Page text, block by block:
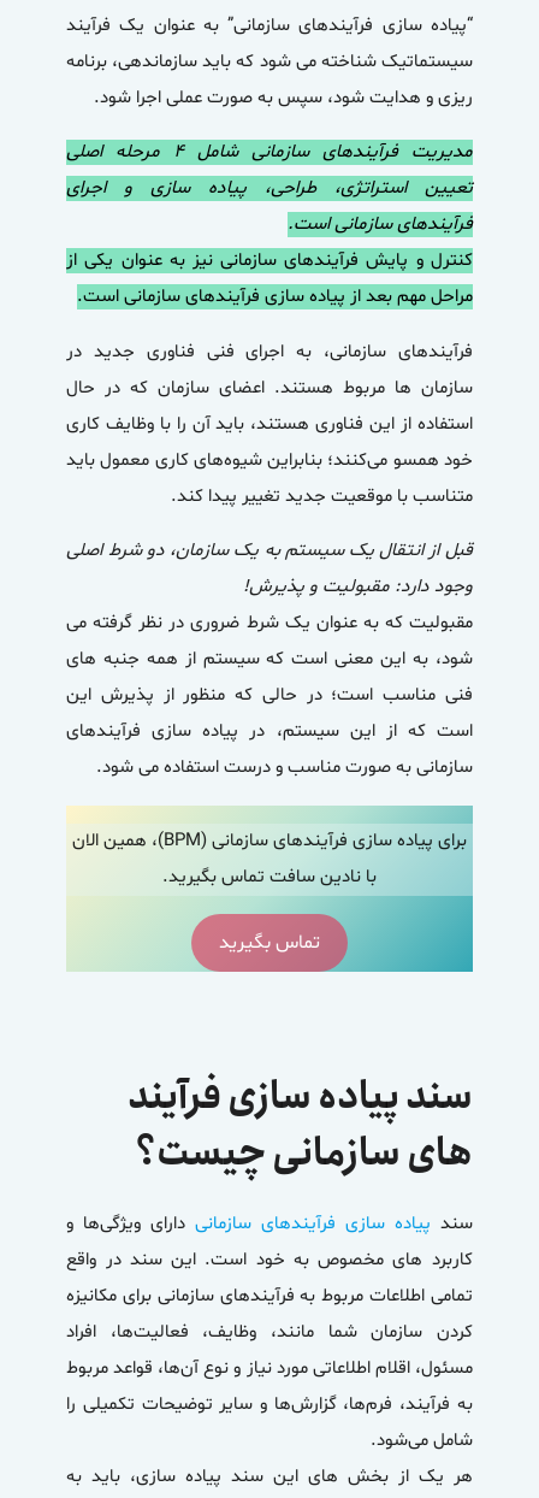
“پیاده سازی فرآیندهای سازمانی” به عنوان یک فرآیند
سیستماتیک شناخته می شود که باید سازماندهی، برنامه
ریزی و هدایت شود، سپس به صورت عملی اجرا شود.
مدیریت فرآیندهای سازمانی شامل ۴ مرحله اصلی
تعیین استراتژی، طراحی، پیاده سازی و اجرای
فرآیندهای سازمانی است.
کنترل و پایش فرآیندهای سازمانی نیز به عنوان یکی از
مراحل مهم بعد از پیاده سازی فرآیندهای سازمانی است.
فرآیندهای سازمانی، به اجرای فنی فناوری جدید در
سازمان ها مربوط هستند. اعضای سازمان که در حال
استفاده از این فناوری هستند، باید آن را با وظایف کاری
خود همسو می‌کنند؛ بنابراین شیوه‌های کاری معمول باید
متناسب با موقعیت جدید تغییر پیدا کند.
قبل از انتقال یک سیستم به یک سازمان، دو شرط اصلی
وجود دارد: مقبولیت و پذیرش!
مقبولیت که به عنوان یک شرط ضروری در نظر گرفته می
شود، به این معنی است که سیستم از همه جنبه های
فنی مناسب است؛ در حالی که منظور از پذیرش این
است که از این سیستم، در پیاده سازی فرآیندهای
سازمانی به صورت مناسب و درست استفاده می شود.
برای پیاده سازی فرآیندهای سازمانی (BPM)، همین الان
با نادین سافت تماس بگیرید.
تماس بگیرید
سند پیاده سازی فرآیند
های سازمانی چیست؟
سند پیاده سازی فرآیندهای سازمانیدارای ویژگی‌ها و
کاربرد های مخصوص به خود است. این سند در واقع
تمامی اطلاعات مربوط به فرآیندهای سازمانی برای مکانیزه
کردن سازمان شما مانند، وظایف، فعالیت‌ها، افراد
مسئول، اقلام اطلاعاتی مورد نیاز و نوع آن‌ها، قواعد مربوط
به فرآیند، فرم‌ها، گزارش‌ها و سایر توضیحات تکمیلی را
شامل می‌شود.
هر یک از بخش های این سند پیاده سازی، باید به